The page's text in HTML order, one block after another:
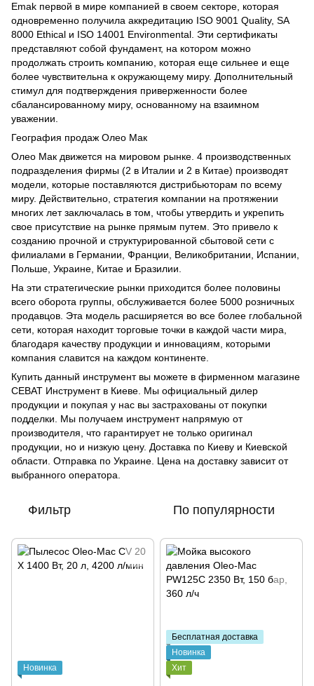
Emak первой в мире компанией в своем секторе, которая
одновременно получила аккредитацию ISO 9001 Quality, SA
8000 Ethical и ISO 14001 Environmental. Эти сертификаты
представляют собой фундамент, на котором можно
продолжать строить компанию, которая еще сильнее и еще
более чувствительна к окружающему миру. Дополнительный
стимул для подтверждения приверженности более
сбалансированному миру, основанному на взаимном
уважении.
География продаж Олео Мак
Олео Мак движется на мировом рынке. 4 производственных
подразделения фирмы (2 в Италии и 2 в Китае) производят
модели, которые поставляются дистрибьюторам по всему
миру. Действительно, стратегия компании на протяжении
многих лет заключалась в том, чтобы утвердить и укрепить
свое присутствие на рынке прямым путем. Это привело к
созданию прочной и структурированной сбытовой сети с
филиалами в Германии, Франции, Великобритании, Испании,
Польше, Украине, Китае и Бразилии.
На эти стратегические рынки приходится более половины
всего оборота группы, обслуживается более 5000 розничных
продавцов. Эта модель расширяется во все более глобальной
сети, которая находит торговые точки в каждой части мира,
благодаря качеству продукции и инновациям, которыми
компания славится на каждом континенте.
Купить данный инструмент вы можете в фирменном магазине
СЕВАТ Инструмент в Киеве. Мы официальный дилер
продукции и покупая у нас вы застрахованы от покупки
подделки. Мы получаем инструмент напрямую от
производителя, что гарантирует не только оригинал
продукции, но и низкую цену. Доставка по Киеву и Киевской
области. Отправка по Украине. Цена на доставку зависит от
выбранного оператора.
Фильтр По популярности
Новинка
Бесплатная доставка
Новинка
Хит